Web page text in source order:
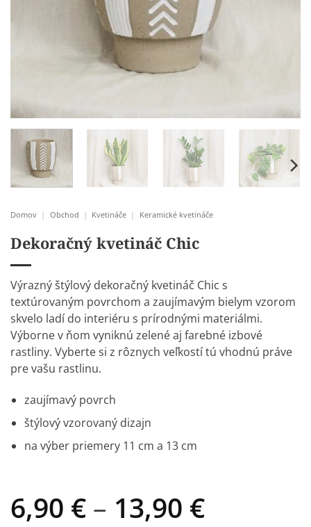
Domov | Obchod | Kvetináče | Keramické kvetináče
Dekoračný kvetináč Chic
Výrazný štýlový dekoračný kvetináč Chic s
textúrovaným povrchom a zaujímavým bielym vzorom
skvelo ladí do interiéru s prírodnými materiálmi.
Výborne v ňom vyniknú zelené aj farebné izbové
rastliny. Vyberte si z rôznych veľkostí tú vhodnú práve
pre vašu rastlinu.
zaujímavý povrch
štýlový vzorovaný dizajn
na výber priemery 11 cm a 13 cm
6,90 € – 13,90 €Price